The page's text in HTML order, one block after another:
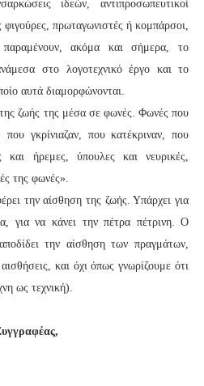
ιδεών, αντιπροσωπευτικοί
φιγούρες, πρωταγωνιστές ή κομπάρσοι,
παραμένουν, ακόμα και σήμερα, το
στο λογοτεχνικό έργο και το
αυτά διαμορφώνονται.
ζωής της μέσα σε φωνές. Φωνές που
που γκρίνιαζαν, που κατέκριναν, που
και ήρεμες, ύπουλες και νευρικές,
της φωνές».
την αίσθηση της ζωής. Υπάρχει για
για να κάνει την πέτρα πέτρινη. O
την αίσθηση των πραγμάτων,
και όχι όπως γνωρίζουμε ότι
ως τεχνική).